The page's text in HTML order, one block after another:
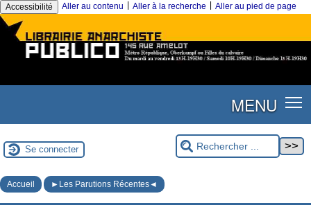
Accessibilité Aller au contenu Aller à la recherche Aller au pied de page
MENU
Se connecter
Accueil ►Les Parutions Récentes◄